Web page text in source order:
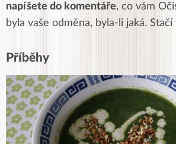
napíšete do komentáře, co vám
byla vaše odměna, byla-li jaká. Stačí
Příběhy